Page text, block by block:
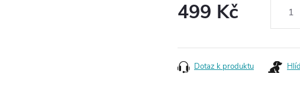
499 Kč
Dotaz k produktu